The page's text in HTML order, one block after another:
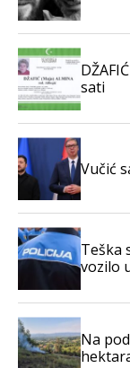
sati
Vučić
Teška
vozilo
Na